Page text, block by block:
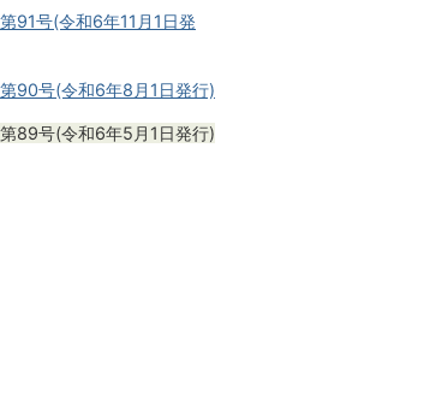
91号(令和6年11月1日発
90号(令和6年8月1日発行)
89号(令和6年5月1日発行)